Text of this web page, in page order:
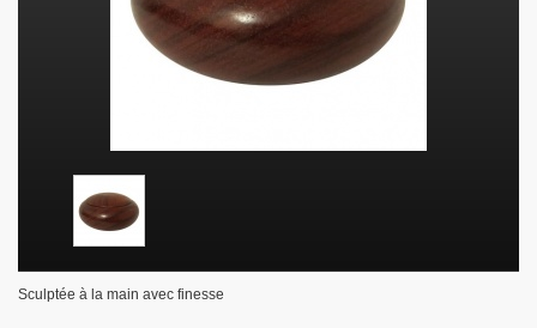
Sculptée à la main avec finesse